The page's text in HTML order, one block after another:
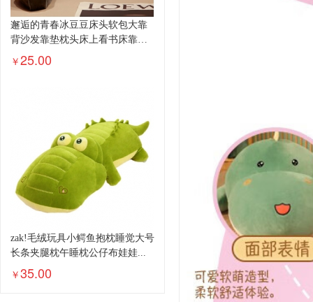
邂逅的青春冰豆豆床头软包大靠
背沙发靠垫枕头床上看书床靠护
腰垫...
￥25.00
zak!毛绒玩具小鳄鱼抱枕睡觉大号
长条夹腿枕午睡枕公仔布娃娃...
￥35.00